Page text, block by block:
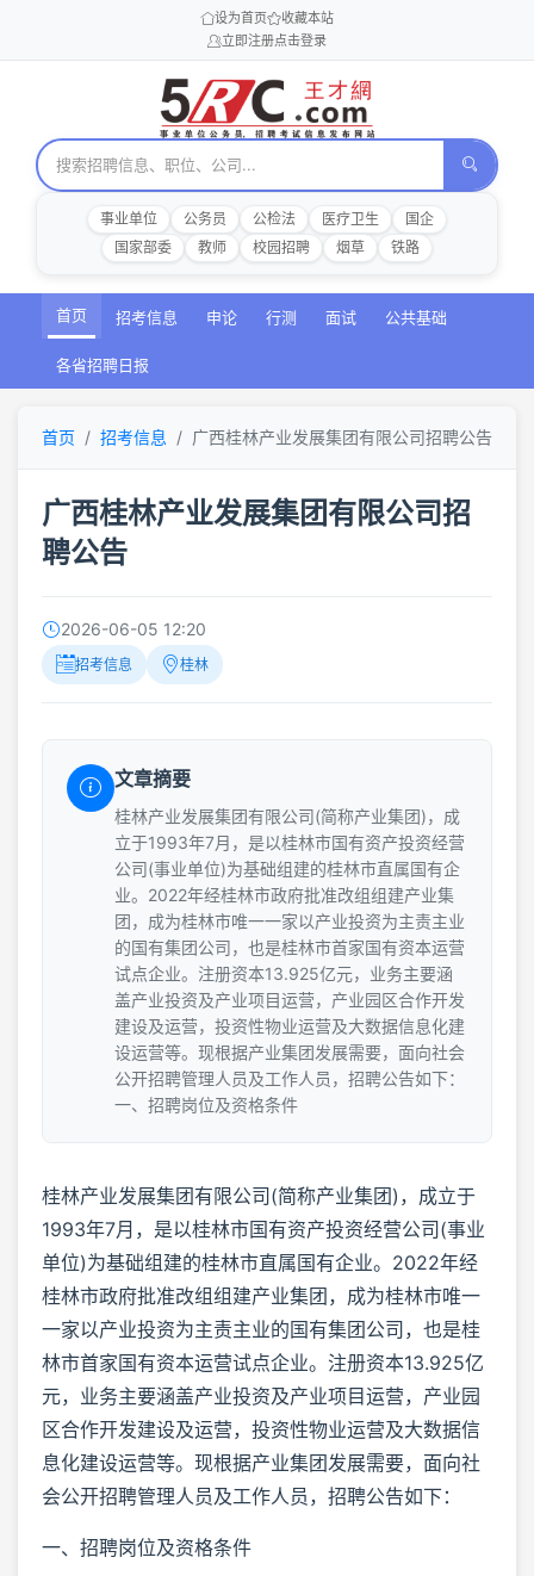
设为首页
收藏本站
立即注册点击登录
事业单位 公务员 公检法 医疗卫生
国企
国家部委
教师 校园招聘 烟草 铁路
首页 招考信息 申论 行测 面试 公共基础
各省招聘日报
首页 招考信息 广西桂林产业发展集团有限公司招聘公告
广西桂林产业发展集团有限公司招
聘公告
2026-06-05 12:20
招考信息 桂林
文章摘要
桂林产业发展集团有限公司(简称产业集团)，成
立于1993年7月，是以桂林市国有资产投资经营
公司(事业单位)为基础组建的桂林市直属国有企
业。2022年经桂林市政府批准改组组建产业集
团，成为桂林市唯一一家以产业投资为主责主业
的国有集团公司，也是桂林市首家国有资本运营
试点企业。注册资本13.925亿元，业务主要涵
盖产业投资及产业项目运营，产业园区合作开发
建设及运营，投资性物业运营及大数据信息化建
设运营等。现根据产业集团发展需要，面向社会
公开招聘管理人员及工作人员，招聘公告如下：
一、招聘岗位及资格条件
桂林产业发展集团有限公司(简称产业集团)，成立于
1993年7月，是以桂林市国有资产投资经营公司(事业
单位)为基础组建的桂林市直属国有企业。2022年经
桂林市政府批准改组组建产业集团，成为桂林市唯一
一家以产业投资为主责主业的国有集团公司，也是桂
林市首家国有资本运营试点企业。注册资本13.925亿
元，业务主要涵盖产业投资及产业项目运营，产业园
区合作开发建设及运营，投资性物业运营及大数据信
息化建设运营等。现根据产业集团发展需要，面向社
会公开招聘管理人员及工作人员，招聘公告如下：
一、招聘岗位及资格条件